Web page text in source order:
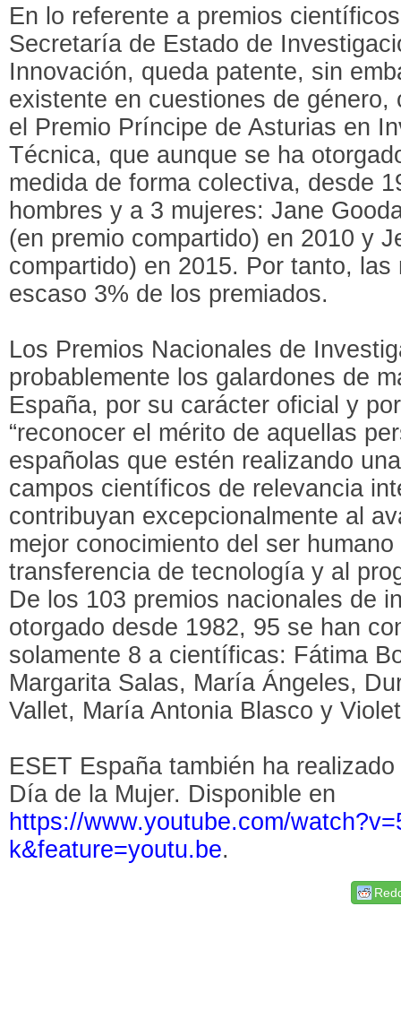
En lo referente a premios
Secretaría de Estado de
Innovación, queda patente, sin
existente en cuestiones de género,
el Premio Príncipe de Asturias en
Técnica, que aunque se ha
medida de forma colectiva, desde
hombres y a 3 mujeres: Jane
(en premio compartido) en 2010 y
compartido) en 2015. Por tanto,
escaso 3% de los premiados.
Los Premios Nacionales de
probablemente los galardones de
España, por su carácter oficial y
“reconocer el mérito de aquellas
españolas que estén realizando
campos científicos de relevancia
contribuyan excepcionalmente al
mejor conocimiento del ser
transferencia de tecnología y al
De los 103 premios nacionales de
otorgado desde 1982, 95 se han
solamente 8 a científicas: Fátima
Margarita Salas, María Ángeles,
Vallet, María Antonia Blasco y
ESET España también ha
Día de la Mujer. Disponible en
https://www.youtube.com/
k&feature=youtu.be.